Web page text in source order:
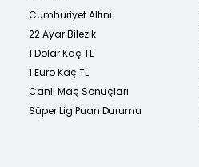
Cumhuriyet Altını
22 Ayar Bilezik
1 Dolar Kaç TL
1 Euro Kaç TL
Canlı Maç Sonuçları
Süper Lig Puan Durumu